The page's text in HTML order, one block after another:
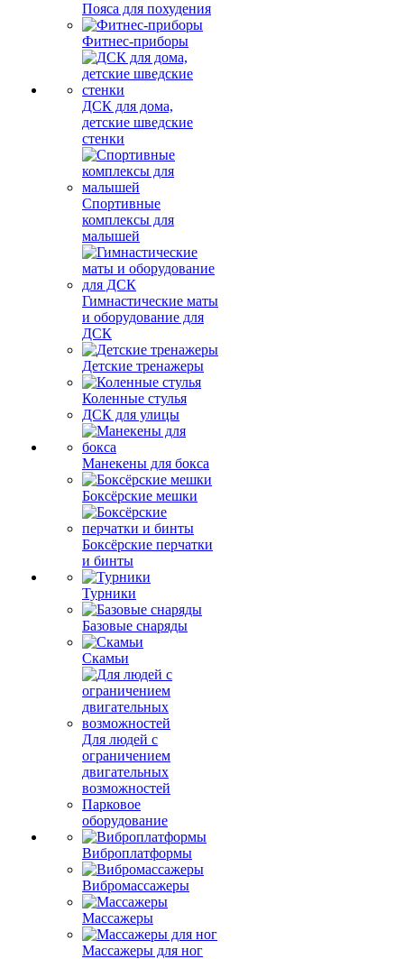
Пояса для похудения
Фитнес-приборы
ДСК для дома,
детские шведские
стенки
Спортивные
комплексы для
малышей
Гимнастические маты
и оборудование для
ДСК
Детские тренажеры
Коленные стулья
ДСК для улицы
Манекены для бокса
Боксёрские мешки
Боксёрские перчатки
и бинты
Турники
Базовые снаряды
Скамьи
Для людей с
ограничением
двигательных
возможностей
Парковое
оборудование
Виброплатформы
Вибромассажеры
Массажеры
Массажеры для ног